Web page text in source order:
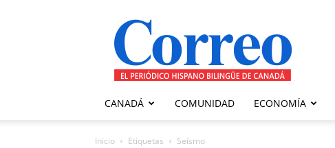
Correo
Canadiense
CANADÁ COMUNIDAD ECONOMÍA
Inicio Etiquetas Seísmo